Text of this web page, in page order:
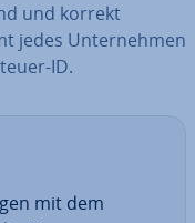
und korrekt
jedes Un­ter­neh­men
ID.
mit dem